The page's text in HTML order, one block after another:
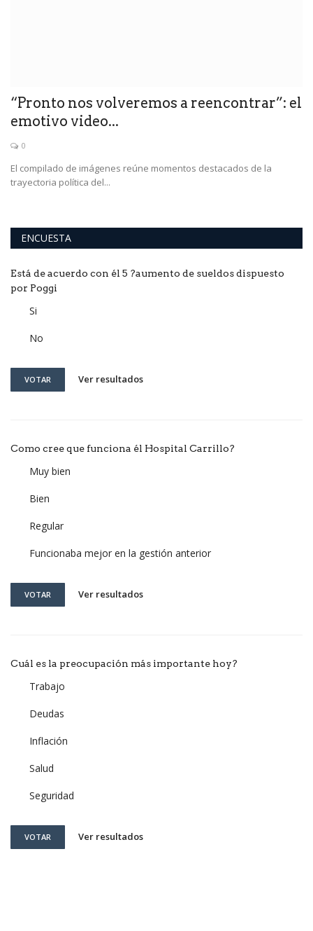
“Pronto nos volveremos a reencontrar”: el
emotivo video...
0
El compilado de imágenes reúne momentos destacados de la
trayectoria política del...
ENCUESTA
Está de acuerdo con él 5 ?aumento de sueldos dispuesto
por Poggi
Si
No
VOTAR Ver resultados
Como cree que funciona él Hospital Carrillo?
Muy bien
Bien
Regular
Funcionaba mejor en la gestión anterior
VOTAR Ver resultados
Cuál es la preocupación más importante hoy?
Trabajo
Deudas
Inflación
Salud
Seguridad
VOTAR Ver resultados